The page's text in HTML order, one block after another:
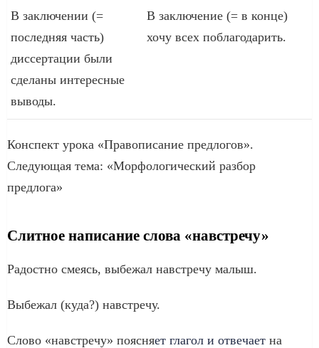
В заключении (=
последняя часть)
диссертации были
сделаны интересные
выводы.
В заключение (= в конце)
хочу всех поблагодарить.
Конспект урока «Правописание предлогов».
Следующая тема: «Морфологический разбор
предлога»
Слитное написание слова «навстречу»
Радостно сме­ясь, выбе­жал навстре­чу малыш.
Выбежал (куда?) навстре­чу.
Слово «навстре­чу» пояс­ня­ет гла­гол и отве­ча­ет на